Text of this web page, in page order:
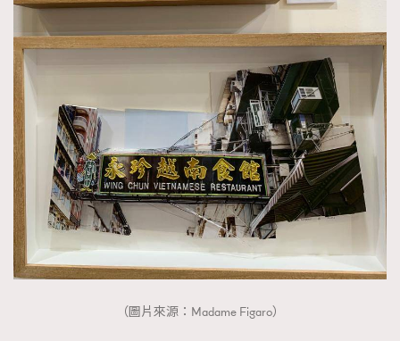
（圖片來源：Madame Figaro）